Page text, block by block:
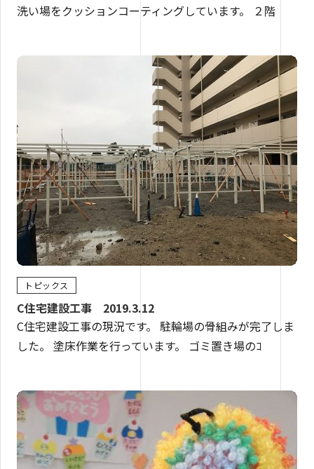
洗い場をクッションコーティングしています。 ２階
トピックス
C住宅建設工事 2019.3.12
C住宅建設工事の現況です。 駐輪場の骨組みが完了しま
した。 塗床作業を行っています。 ゴミ置き場のｺ